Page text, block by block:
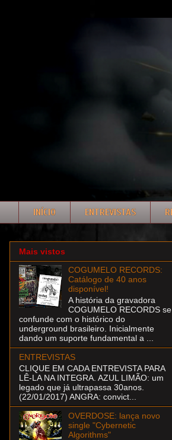
INÍCIO ENTREVISTAS
Mais vistos
COGUMELO RECORDS:
Catálogo de 40 anos
disponível!
A história da gravadora
COGUMELO RECORDS se
confunde com o histórico do
underground brasileiro. Inicialmente
dando um suporte fundamental a ...
ENTREVISTAS
CLIQUE EM CADA ENTREVISTA PARA
LÊ-LA NA INTEGRA. AZUL LIMÃO: um
legado que já ultrapassa 30anos.
(22/01/2017) ANGRA: convict...
OVERDOSE: lança novo
single "Cybernetic
Algorithms"